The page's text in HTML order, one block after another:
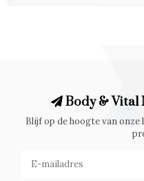
Body & Vital
Blijf op de hoogte van